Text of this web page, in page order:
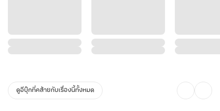
ดูอีบุ๊กที่คล้ายกับเรื่องนี้ทั้งหมด